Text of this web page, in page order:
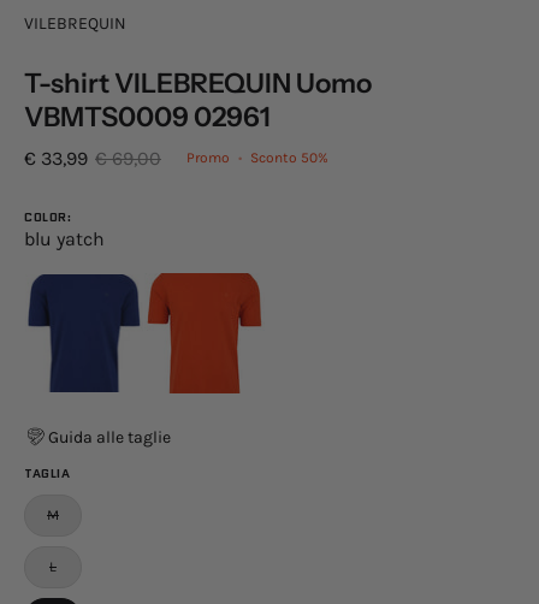
VILEBREQUIN
T-shirt VILEBREQUIN Uomo
VBMTS0009 02961
€ 33,99 € 69,00 Promo • Sconto 50%
COLOR:
blu yatch
Guida alle taglie
TAGLIA
M
L